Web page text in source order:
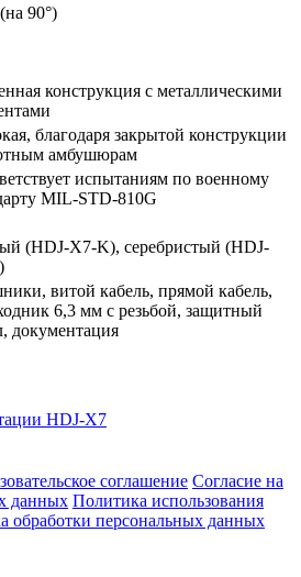
90°)
конструкция с металлическими
благодаря закрытой конструкции
амбушюрам
испытаниям по военному
MIL-STD-810G
(HDJ-X7-K), серебристый (HDJ-
витой кабель, прямой кабель,
6,3 мм с резьбой, защитный
документация
HDJ-X7
соглашение Согласие на
данных Политика использования
обработки персональных данных